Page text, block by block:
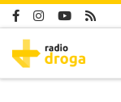
Skip to content